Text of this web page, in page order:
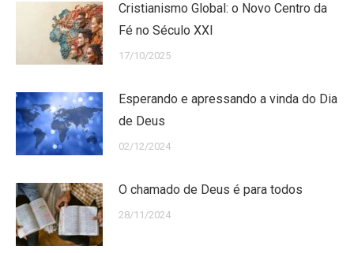
Cristianismo Global: o Novo Centro da
Fé no Século XXI
17/10/2025
Esperando e apressando a vinda do Dia
de Deus
02/12/2024
O chamado de Deus é para todos
28/11/2024